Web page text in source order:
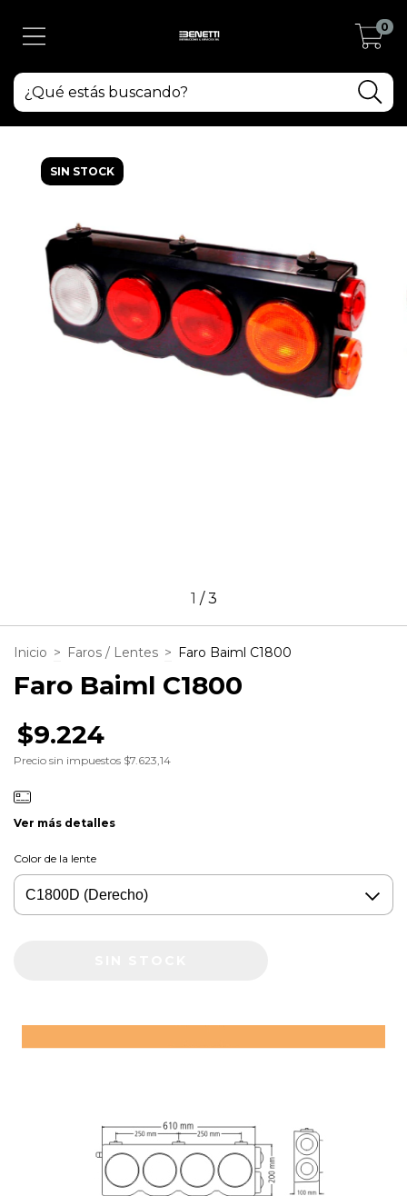
0
SIN STOCK
1 /3
Inicio > Faros / Lentes > Faro Baiml C1800
Faro Baiml C1800
$9.224
Precio sin impuestos $7.623,14
Ver más detalles
Color de la lente